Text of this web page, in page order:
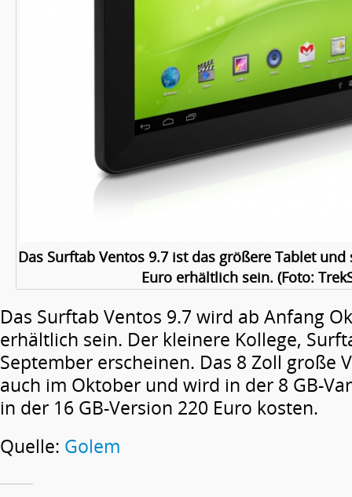
Das Surftab Ventos 9.7 ist das größere Tablet
Euro erhältlich sein. (Foto:
Das Surftab Ventos 9.7 wird ab Anfang
erhältlich sein. Der kleinere Kollege,
September erscheinen. Das 8 Zoll große
auch im Oktober und wird in der 8 GB-
in der 16 GB-Version 220 Euro kosten.
Quelle: Golem